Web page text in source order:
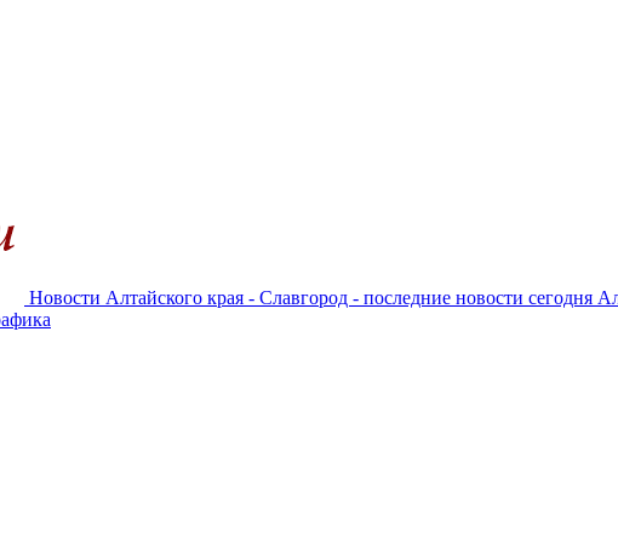
Новости Алтайского края - Славгород - последние новости сегодня